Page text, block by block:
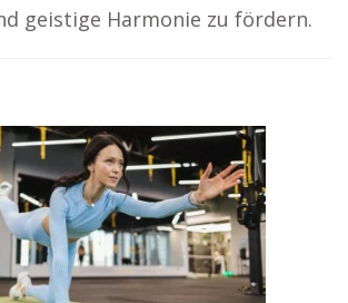
geistige Harmonie zu fördern.